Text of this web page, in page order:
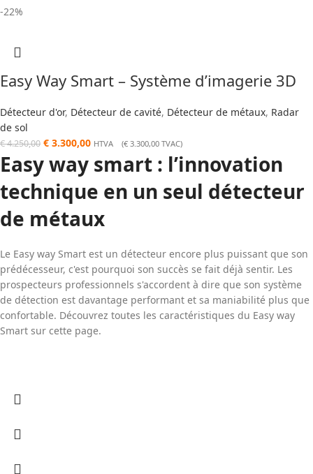
-22%
Easy Way Smart – Système d’imagerie 3D
Détecteur d'or, Détecteur de cavité, Détecteur de métaux, Radar
de sol
€4.250,00 € 3.300,00 HTVA (€ 3.300,00 TVAC)
Easy way smart : l’innovation
technique en un seul détecteur
de métaux
Le Easy way Smart est un détecteur encore plus puissant que son
prédécesseur, c'est pourquoi son succès se fait déjà sentir. Les
prospecteurs professionnels s'accordent à dire que son système
de détection est davantage performant et sa maniabilité plus que
confortable. Découvrez toutes les caractéristiques du Easy way
Smart sur cette page.